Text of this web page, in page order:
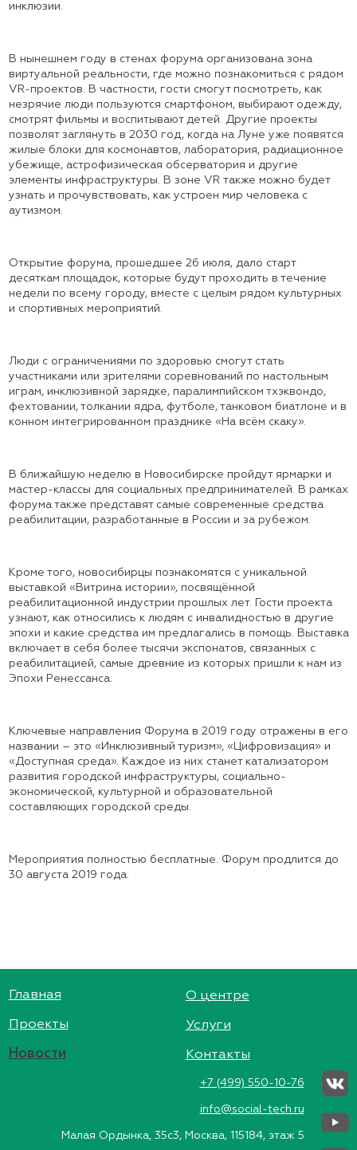
инклюзии.
В нынешнем году в стенах форума организована зона
виртуальной реальности, где можно познакомиться с рядом
VR-проектов. В частности, гости смогут посмотреть, как
незрячие люди пользуются смартфоном, выбирают одежду,
смотрят фильмы и воспитывают детей. Другие проекты
позволят заглянуть в 2030 год, когда на Луне уже появятся
жилые блоки для космонавтов, лаборатория, радиационное
убежище, астрофизическая обсерватория и другие
элементы инфраструктуры. В зоне VR также можно будет
узнать и прочувствовать, как устроен мир человека с
аутизмом.
Открытие форума, прошедшее 26 июля, дало старт
десяткам площадок, которые будут проходить в течение
недели по всему городу, вместе с целым рядом культурных
и спортивных мероприятий.
Люди с ограничениями по здоровью смогут стать
участниками или зрителями соревнований по настольным
играм, инклюзивной зарядке, паралимпийском тхэквондо,
фехтовании, толкании ядра, футболе, танковом биатлоне и в
конном интегрированном празднике «На всём скаку».
В ближайшую неделю в Новосибирске пройдут ярмарки и
мастер-классы для социальных предпринимателей. В рамках
форума также представят самые современные средства
реабилитации, разработанные в России и за рубежом.
Кроме того, новосибирцы познакомятся с уникальной
выставкой «Витрина истории», посвящённой
реабилитационной индустрии прошлых лет. Гости проекта
узнают, как относились к людям с инвалидностью в другие
эпохи и какие средства им предлагались в помощь. Выставка
включает в себя более тысячи экспонатов, связанных с
реабилитацией, самые древние из которых пришли к нам из
Эпохи Ренессанса.
Ключевые направления Форума в 2019 году отражены в его
названии – это «Инклюзивный туризм», «Цифровизация» и
«Доступная среда». Каждое из них станет катализатором
развития городской инфраструктуры, социально-
экономической, культурной и образовательной
составляющих городской среды.
Мероприятия полностью бесплатные. Форум продлится до
30 августа 2019 года.
Главная
Проекты
Новости
О центре
Услуги
Контакты
+7 (499) 550-10-76
info@social-tech.ru
Малая Ордынка, 35с3, Москва, 115184, этаж 5